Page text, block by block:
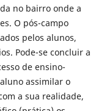
no bairro onde a
O pós-campo
pelos alunos,
Pode-se concluir a
de ensino-
assimilar o
a sua realidade,